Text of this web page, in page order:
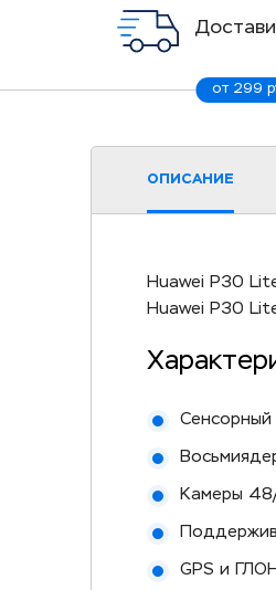
от 299
ОПИСАНИЕ
Huawei P30
Huawei P30
Сенсорный
Камеры
GPS и